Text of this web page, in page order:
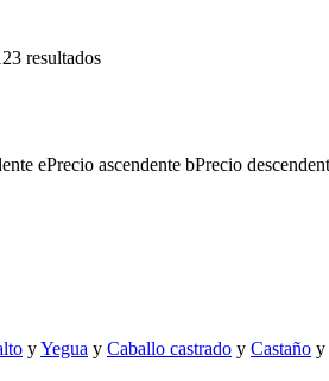
resultados
ePrecio ascendente bPrecio
yYegua y Caballo castrado y Castaño y